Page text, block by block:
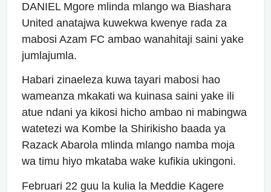
DANIEL Mgore mlinda mlango wa Biashara
United anatajwa kuwekwa kwenye rada za
mabosi Azam FC ambao wanahitaji saini yake
jumlajumla.
Habari zinaeleza kuwa tayari mabosi hao
wameanza mkakati wa kuinasa saini yake ili
atue ndani ya kikosi hicho ambao ni mabingwa
watetezi wa Kombe la Shirikisho baada ya
Razack Abarola mlinda mlango namba moja
wa timu hiyo mkataba wake kufikia ukingoni.
Februari 22 guu la kulia la Meddie Kagere